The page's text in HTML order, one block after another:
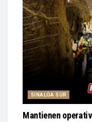
SINALOA SUR
Mantienen